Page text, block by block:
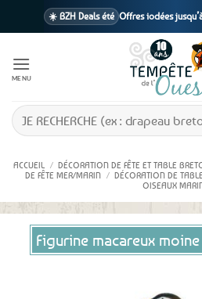
☀️ BZH Deals été Offres iodées
1 cadeau offertdès 39€
En point relais dès 3,95€
MENU
Recherche
pour :
ACCUEIL / DÉCORATION DE FÊTE ET TABLE
DE FÊTE MER/MARIN / DÉCORATION DE
OISEAUX
Figurine macareux